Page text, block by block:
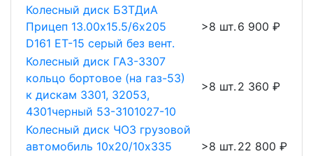
Колесный диск БЗТДиА
Прицеп 13.00х15.5/6х205
D161 ET-15 серый без вент.
>8 шт. 6 900 ₽
Колесный диск ГАЗ-3307
кольцо бортовое (на газ-53)
к дискам 3301, 32053,
4301черный 53-3101027-10
>8 шт. 2 360 ₽
Колесный диск ЧОЗ грузовой
автомобиль 10х20/10х335
>8 шт. 22 800 ₽